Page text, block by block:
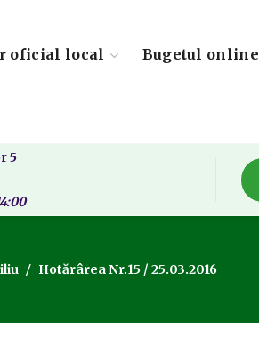
oficial local Bugetul online
5
Hotărârea Nr.15 / 25.03.2016